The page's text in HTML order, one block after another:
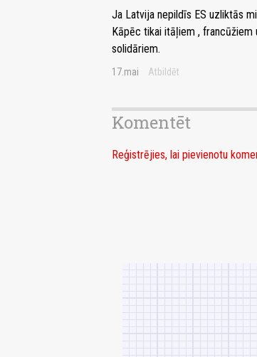
Ja Latvija nepildīs ES uzliktās
Kāpēc tikai itāļiem ,
solidāriem.
17.mai Atbildēt
Komentēt
Reģistrējies, lai pievienotu